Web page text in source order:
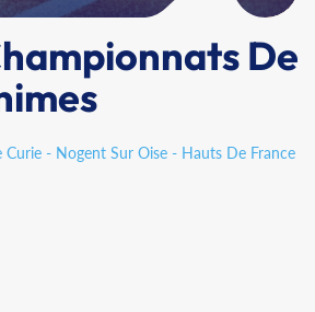
De
- Nogent Sur Oise - Hauts De France